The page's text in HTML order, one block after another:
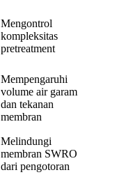
Mengontrol
kompleksitas
pretreatment
Mempengaruhi
volume air garam
dan tekanan
membran
Melindungi
membran SWRO
dari pengotoran